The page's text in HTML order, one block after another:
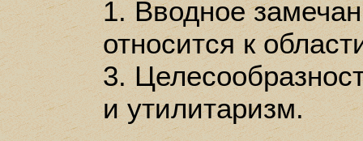
1. Вводное
относится к
3.
и утилитаризм.